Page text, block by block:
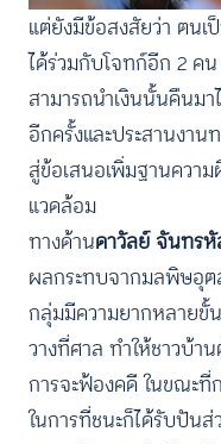
แต่ยังมีข้อสงสัยว่า ตนเ
ได้ร่วมกับโจทก์อีก 2 คน
สามารถนำเงินนั้นคืนมา
อีกครั้งและประสานงา
สู่ข้อเสนอเพิ่มฐานควา
แวดล้อม
ทางด้านดาวัลย์ จันทร
ผลกระทบจากมลพิษอุต
กลุ่มมีความยากหลายขั้
วางที่ศาล ทำให้ชาวบ้า
การจะฟ้องคดี ในขณะ
ในการที่ชนะก็ได้รับปัน